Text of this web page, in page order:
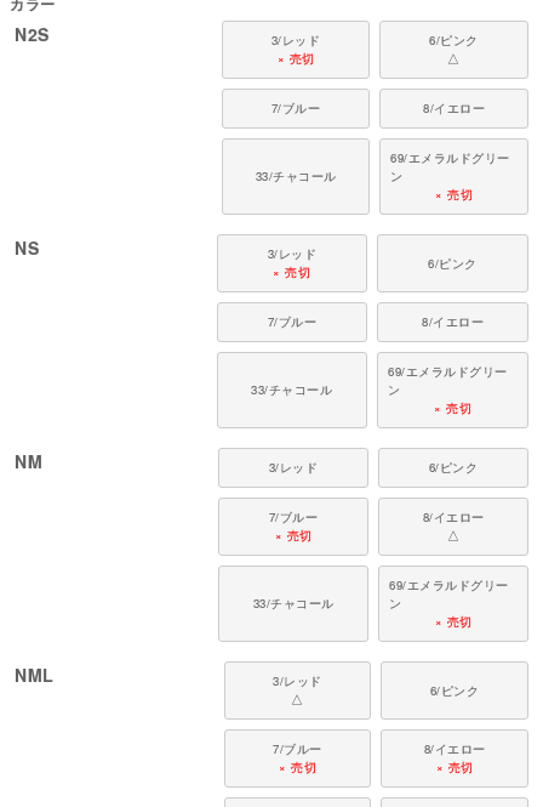
カニンヘン・ミニチュアダックス、ダックスフンド、シーズー、チワワ、パ
ピヨン、ポメラニアン、マルチーズ、トイプードル、ミニチュアシュナウザ
N2S
3/レッド
× 売切
6/ピンク
△
7/ブルー 8/イエロー
33/チャコール
69/エメラルドグリー
ン
× 売切
NS
3/レッド
× 売切
6/ピンク
7/ブルー 8/イエロー
33/チャコール
69/エメラルドグリー
ン
× 売切
NM 3/レッド 6/ピンク
7/ブルー
× 売切
8/イエロー
△
33/チャコール
69/エメラルドグリー
ン
× 売切
NML
3/レッド
△
6/ピンク
7/ブルー
× 売切
8/イエロー
× 売切